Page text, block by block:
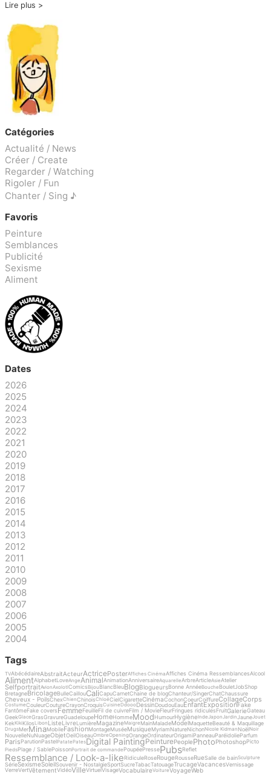
Lire plus
Catégories
Actualité / News
Créer / Create
Regarder / Watching
Rigoler / Fun
Chanter / Sing ♪
Favoris
Peinture
Semblances
Publicité
Sexisme
Aliment
Dates
2026
2025
2024
2023
2022
2021
2020
2019
2018
2017
2016
2015
2014
2013
2012
2011
2010
2009
2008
2007
2006
2005
2004
Tags
TVAbécédaireAbstraitActeurActricePosterAffiches CinémaAffiches Cinéma RessemblancesAlcool
AlimentAlphabetLoveAngeAnimalAnimationAnniversaireAquarelleArbreArticleAsieAtelier
SelfportraitAvionAxolotlComicsBijou BlancBleuBlogBlogueursBonne AnnéeBouche BouletJobShop
BretagneBricolageBulleCaillouCaliCapuCarnetChaine de blogChanteur/SingerChatChaussure
Cheveux - PoilsChexChienChinoisChloéCielCigaretteCinémaCochonCoeurCoiffureCollageCorps
CostumeCouleurCoutureCrayonCroquisCuisineDdoooDessinDoudouEauEnfantExpositionFake
FantômeFake coversFemmeFeuilleFil de cuivreFilm / MovieFleurFringues ridiculesFruitGalerieGateau
GeekGlaceGrasGravureGuadeloupeHomeHommeMoodHumourHygièneIndeJaponJardinJauneJouet
KekKikiKilosLibon ListeLivreLumièreMagazineMaigre MainMaladeModelMaquetteBeauté & Maquillage
DrugsMerMinaMobileFashionMontageMuséeMusiqueMyriamNatureNichonNicole Kidman NoëlNoir
NouvelleNuNuageObjetOeilOiseauOmbreOpeningOrangeOrdinateurOrigamiPanneauParéidolieParfum
ParisParutionPastel PatatePatesDigital PaintingPeinturePeoplePhotoPhotoshopPicto
PiedsPlage / SablePoissonPortrait de commande PoupéePressePubsReflet
Ressemblance / Look-a-likeRidiculeRoseRougeRousseRueSalle de bainSculpture
SérieSexismeSoleilSouvenir - NostalgieSportSucreTabacTatouageTrucageVacancesVernissage
VerreVertVêtementVidéoVilleVirtuelVisageVocabulaireVoitureVoyageWeb